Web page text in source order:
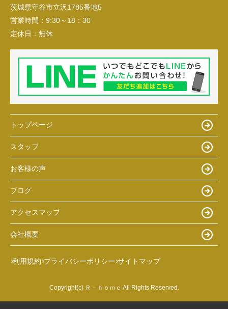
茨城県守谷市立沢1785番地5
営業時間： 9:30～18：30
定休日： 無休
トップページ
スタッフ
お客様の声
ブログ
アクセスマップ
会社概要
利用規約 プライバシーポリシー サイトマップ
Copyright(c) Ｒ－ｈｏｍｅ All Rights Reserved.